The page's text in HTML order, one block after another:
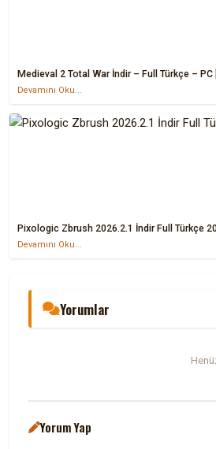
Medieval 2 Total War İndir – Full Türkçe – PC
Devamını Oku...
Pixologic Zbrush 2026.2.1 İndir Full Türkçe
Devamını Oku...
Yorumlar
Yorum Yap